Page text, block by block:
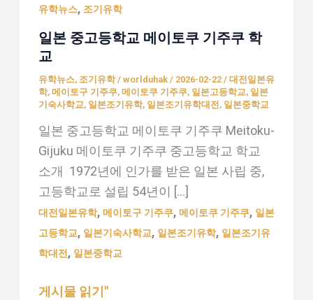
유학뉴스, 조기유학
일본 중고등학교 메이토쿠 기주쿠 학
교
유학뉴스, 조기유학/ worlduhak / 2026-02-22 / 대전일본유
학, 메이토구 기주쿠, 메이토쿠 기주쿠, 일본고등학교, 일본
기숙사학교, 일본조기유학, 일본조기유학대전 , 일본중학교
일본 중고등학교 메이토쿠 기주쿠 Meitoku-
Gijuku 메이토쿠 기주쿠 중고등학교 학교
소개 1972년에 인가를 받은 일본 사립 중,
고등학교로 설립 54년이 […]
대전일본유학, 메이토구 기주쿠, 메이토쿠 기주쿠, 일본
고등학교, 일본기숙사학교, 일본조기유학, 일본조기유
학대전 , 일본중학교
중
고
등
교
메
이
토
쿠
기
주
쿠
학
게시물 읽기"